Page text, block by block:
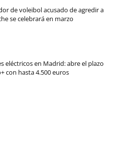
de voleibol acusado de agredir a
se celebrará en marzo
eléctricos en Madrid: abre el plazo
con hasta 4.500 euros